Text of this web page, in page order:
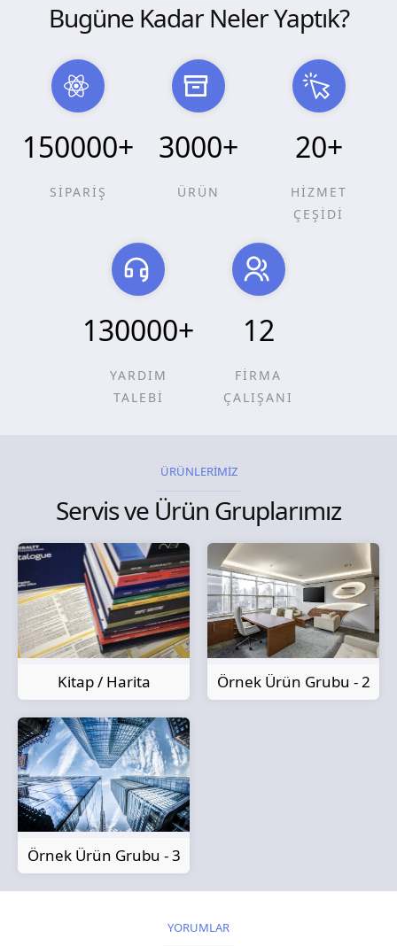
Bugüne Kadar Neler Yaptık?
150000+
SİPARİŞ
3000+
ÜRÜN
20+
HİZMET
ÇEŞİDİ
130000+
YARDIM
TALEBİ
12
FİRMA
ÇALIŞANI
ÜRÜNLERİMİZ
Servis ve Ürün Gruplarımız
Kitap / Harita Örnek Ürün Grubu - 2
Örnek Ürün Grubu - 3
YORUMLAR